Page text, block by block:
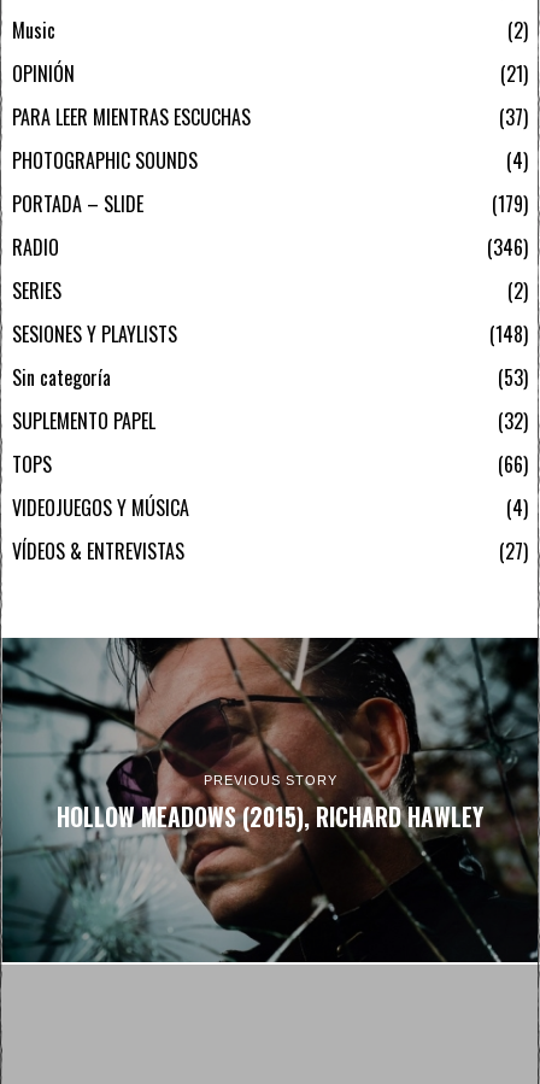
Music
2
OPINIÓN
21
PARA LEER MIENTRAS ESCUCHAS
37
PHOTOGRAPHIC SOUNDS
4
PORTADA – SLIDE
179
RADIO
346
SERIES
2
SESIONES Y PLAYLISTS
148
Sin categoría
53
SUPLEMENTO PAPEL
32
TOPS
66
VIDEOJUEGOS Y MÚSICA
4
VÍDEOS & ENTREVISTAS
27
PREVIOUS STORY
HOLLOW MEADOWS (2015), RICHARD HAWLEY